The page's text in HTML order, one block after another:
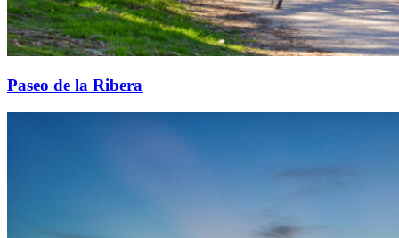
Paseo de la Ribera